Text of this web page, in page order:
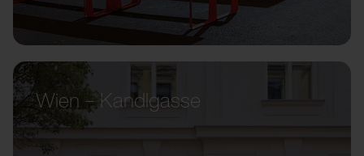
Wien – Kandlgasse